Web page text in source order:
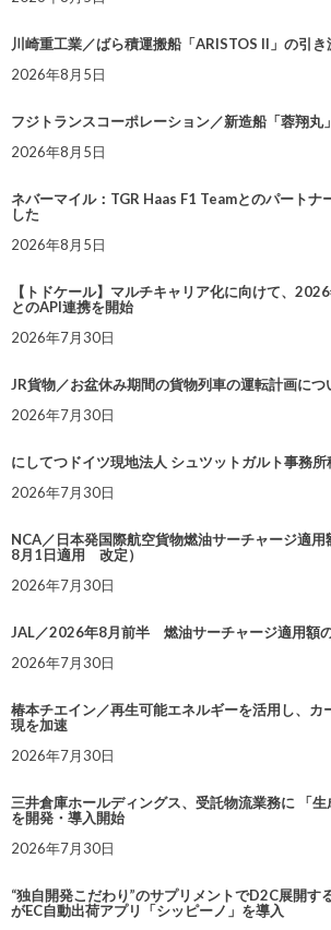
川崎重工業／ばら積運搬船「ARISTOS II」の引き
2026年8月5日
フジトランスコーポレーション／新造船「蓉翔丸
2026年8月5日
ネバーマイル：TGR Haas F1 Teamとのパートナ
した
2026年8月5日
【トドケール】マルチキャリア化に向けて、
とのAPI連携を開始
2026年7月30日
JR貨物／お盆休み期間の貨物列車の運転計画につ
2026年7月30日
にしてつドイツ現地法人 シュツットガルト事務
2026年7月30日
NCA／日本発国際航空貨物燃油サーチャージ適
8月1日適用 改定）
2026年7月30日
JAL／2026年8月前半 燃油サーチャージ適用額
2026年7月30日
椿本チエイン／再生可能エネルギーを活用し、カ
現を加速
2026年7月30日
三井倉庫ホールディングス、受託物流業務に 「生
を開発・導入開始
2026年7月30日
“独自開発こだわり”のサプリメントでD2C展開す
がEC自動出荷アプリ「シッピーノ」を導入